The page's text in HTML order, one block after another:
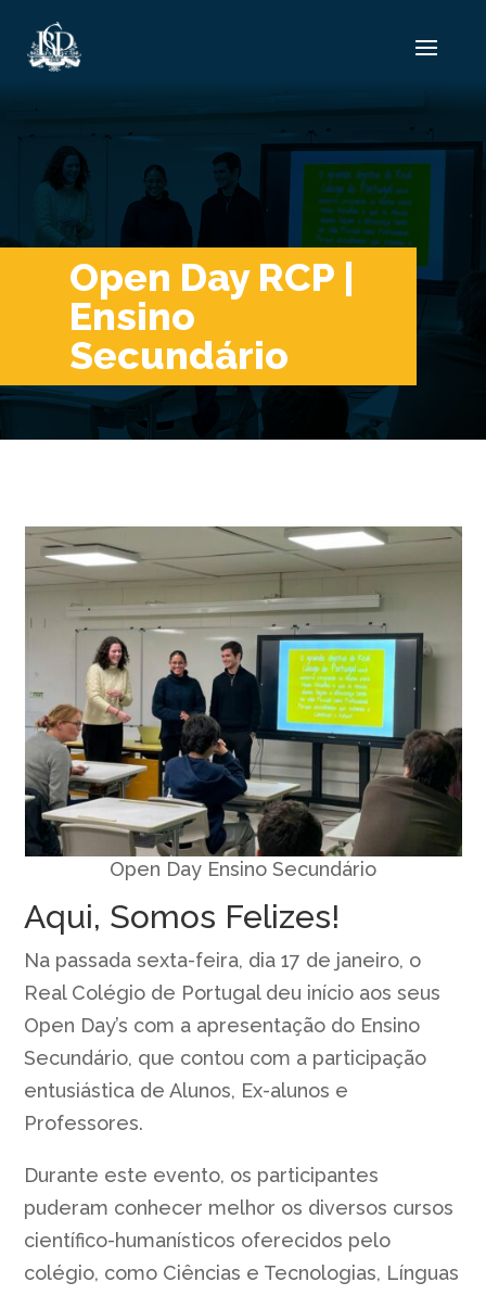
Open Day RCP |
Ensino
Secundário
Open Day Ensino Secundário
Aqui, Somos Felizes!
Na passada sexta-feira, dia 17 de janeiro, o
Real Colégio de Portugal deu início aos seus
Open Day’s com a apresentação do Ensino
Secundário, que contou com a participação
entusiástica de Alunos, Ex-alunos e
Professores.
Durante este evento, os participantes
puderam conhecer melhor os diversos cursos
científico-humanísticos oferecidos pelo
colégio, como Ciências e Tecnologias, Línguas